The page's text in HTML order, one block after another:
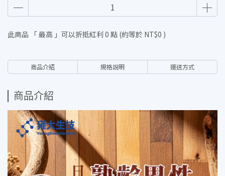
此商品 「 最高 」可以折抵紅利 0 點 (約等於 NT$0 )
商品介紹 規格說明 運送方式
商品介紹